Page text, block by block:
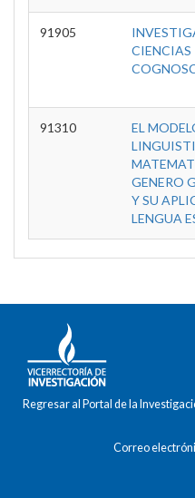
91905
CIENCIAS
91310
EL
GENERO
Y SU
LENGUA
Regresar al Portal de la
Correo